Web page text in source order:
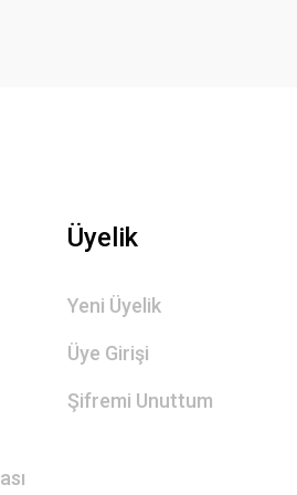
Üyelik
Yeni Üyelik
Üye Girişi
Şifremi Unuttum